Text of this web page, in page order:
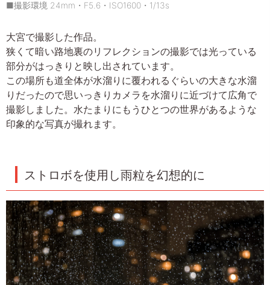
■撮影環境 24mm・F5.6・ISO1600・1/13s
大宮で撮影した作品。
狭くて暗い路地裏のリフレクションの撮影では光っている
部分がはっきりと映し出されています。
この場所も道全体が水溜りに覆われるぐらいの大きな水溜
りだったので思いっきりカメラを水溜りに近づけて広角で
撮影しました。水たまりにもうひとつの世界があるような
印象的な写真が撮れます。
ストロボを使用し雨粒を幻想的に